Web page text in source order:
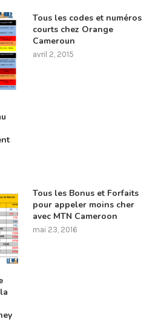
Tous les codes et numéros
courts chez Orange
Cameroun
avril 2, 2015
Tous les Bonus et Forfaits
pour appeler moins cher
avec MTN Cameroon
mai 23, 2016